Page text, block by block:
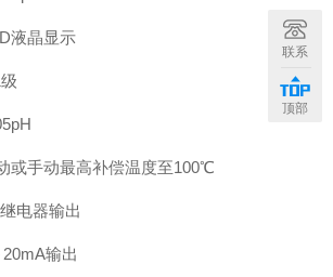
晶显示
手动最高补偿温度至100℃
电器输出
输出
联系
顶部